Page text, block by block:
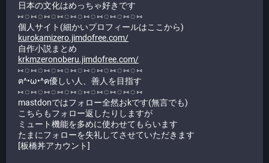
日本の文化はめっちゃ好きです
⑅ ◌ ⑅ ◌ ⑅ ◌ ⑅ ◌ ⑅ ◌ ⑅ ◌ ⑅ ◌ ⑅ ◌ ⑅ ◌ ⑅
個人サイト(細かいプロフィールはここから)
kurokamizero.jimdofree.com/
自作小説まとめ
krkmzeronoberu.jimdofree.com/
⑅ ◌ ⑅ ◌ ⑅ ◌ ⑅ ◌ ⑅ ◌ ⑅ ◌ ⑅ ◌ ⑅ ◌ ⑅ ◌ ⑅
ฅ^•ω•^ฅ優しい人、善人を目指す
⑅ ◌ ⑅ ◌ ⑅ ◌ ⑅ ◌ ⑅ ◌ ⑅ ◌ ⑅ ◌ ⑅ ◌ ⑅ ◌ ⑅
mastdonではフォロー全然おkです(無言でも)
こちらもフォロー返したりしますが
ミュート機能を多めに使わせてもらいます
たまにフォローを失礼してさせていただきます
[板橋丼アカウント]